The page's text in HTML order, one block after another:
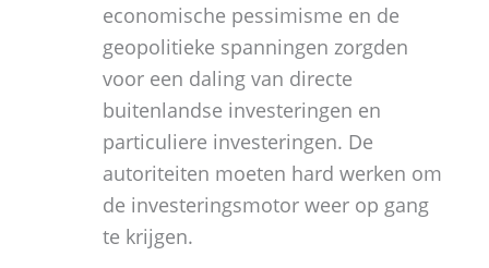
economische pessimisme en de
geopolitieke spanningen zorgden
voor een daling van directe
buitenlandse investeringen en
particuliere investeringen. De
autoriteiten moeten hard werken om
de investeringsmotor weer op gang
te krijgen. ​